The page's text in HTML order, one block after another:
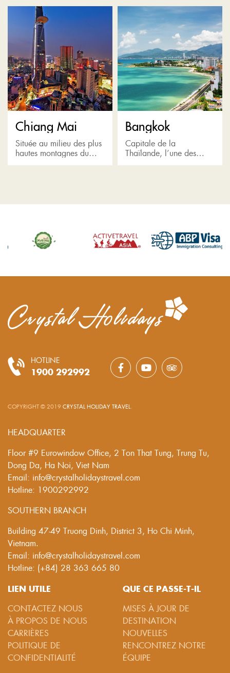
merveilles de la nature,
réputés pour leurs ruines
historiques: le chemin
gamme, des éco-centres
de villégiature d'élite
situés à proximité...
Chiang Mai
Située au milieu des plus
hautes montagnes du
nord de la Thaïlande et
Bangkok
Capitale de la
Thaïlande, l’une des
villes les plus animées et
nourriture, de culture, de
HOTLINE
1900 292992
COPYRIGHT © 2019 CRYSTAL HOLIDAY TRAVEL.
HEADQUARTER
Floor #9 Eurowindow Office, 2 Ton That Tung, Trung Tu,
Dong Da, Ha Noi, Viet Nam
Email: info@crystalholidaystravel.com
Hotline: 1900292992
SOUTHERN BRANCH
Building 47-49 Truong Dinh, District 3, Ho Chi Minh,
Vietnam.
Email: info@crystalholidaystravel.com
Hotline: (+84) 28 363 665 80
LIEN UTILE
CONTACTEZ NOUS
À PROPOS DE NOUS
CARRIÈRES
POLITIQUE DE
CONFIDENTIALITÉ
QUE CE PASSE-T-IL
MISES À JOUR DE
DESTINATION
NOUVELLES
RENCONTREZ NOTRE
ÉQUIPE